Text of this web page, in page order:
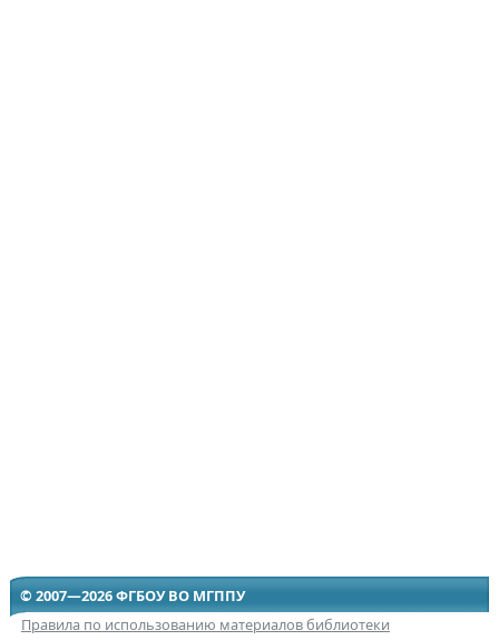
© 2007—2026 ФГБОУ ВО МГППУ
Правила по использованию материалов библиотеки